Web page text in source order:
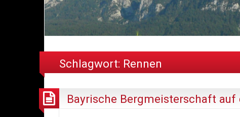
Schlagwort: Rennen
Bayrische Bergmeisterschaft